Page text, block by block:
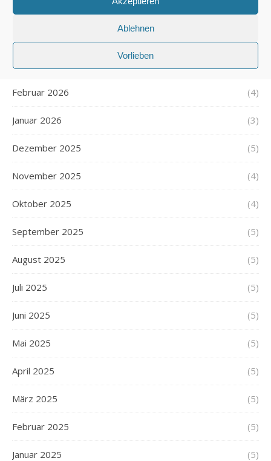
Ablehnen
Vorlieben
März 2026 (4)
Februar 2026 (4)
Januar 2026 (3)
Dezember 2025 (5)
November 2025 (4)
Oktober 2025 (4)
September 2025 (5)
August 2025 (5)
Juli 2025 (5)
Juni 2025 (5)
Mai 2025 (5)
April 2025 (5)
März 2025 (5)
Februar 2025 (5)
Januar 2025 (5)